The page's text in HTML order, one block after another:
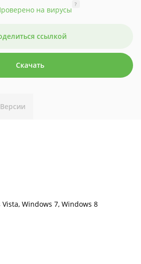
на вирусы
?
ссылкой
Скачать
Версии
Windows 7, Windows 8